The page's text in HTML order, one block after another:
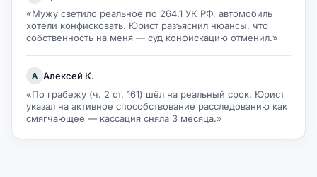
«Мужу светило реальное по 264.1 УК РФ, автомобиль
хотели конфисковать. Юрист разъяснил нюансы, что
собственность на меня — суд конфискацию отменил.»
А Алексей К.
«По грабежу (ч. 2 ст. 161) шёл на реальный срок. Юрист
указал на активное способствование расследованию как
смягчающее — кассация сняла 3 месяца.»